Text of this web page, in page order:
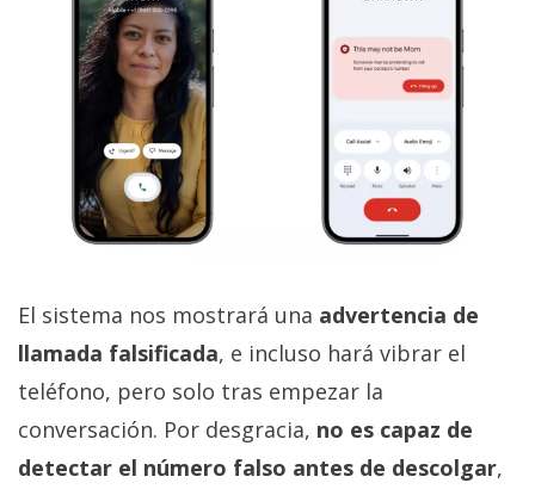
El sistema nos mostrará una advertencia de
llamada falsificada, e incluso hará vibrar el
teléfono, pero solo tras empezar la
conversación. Por desgracia, no es capaz de
detectar el número falso antes de descolgar,